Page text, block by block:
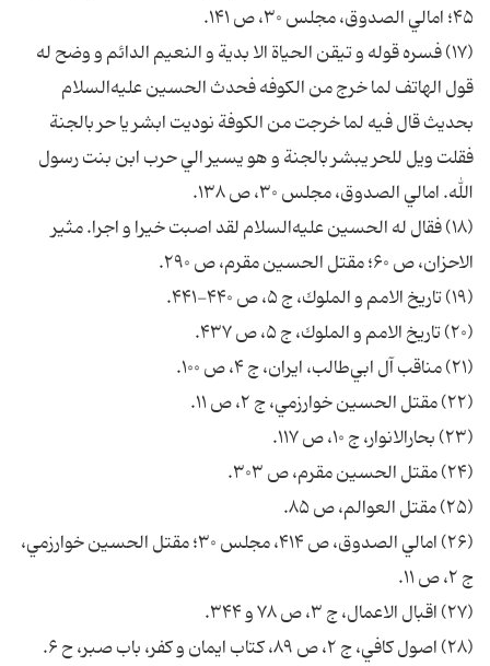
۴۵؛ امالي الصدوق، مجلس ۳۰، ص ۱۴۱.
(۱۷) فسره قوله و تيقن الحياة الا بدية و النعيم الدائم و وضح له
قول الهاتف لما خرج من الكوفه فحدث الحسين عليه‌السلام
بحديث قال فيه لما خرجت من الكوفة نوديت ابشر يا حر بالجنة
فقلت ويل للحر يبشر بالجنة و هو يسير الي حرب ابن بنت رسول
الله. امالي الصدوق، مجلس ۳۰، ص ۱۳۸.
(۱۸) فقال له الحسين عليه‌السلام لقد اصبت خيرا و اجرا. مثير
الاحزان، ص ۶۰؛ مقتل الحسين مقرم، ص ۲۹۰.
(۱۹) تاريخ الامم و الملوك، ج ۵، ص ۴۴۰-۴۴۱.
(۲۰) تاريخ الامم و الملوك، ج ۵، ص ۴۳۷.
(۲۱) مناقب آل ابي‌طالب، ايران، ج ۴، ص ۱۰۰.
(۲۲) مقتل الحسين خوارزمي، ج ۲، ص ۱۱.
(۲۳) بحارالانوار، ج ۱۰، ص ۱۱۷.
(۲۴) مقتل الحسين مقرم، ص ۳۰۳.
(۲۵) مقتل العوالم، ص ۸۵.
(۲۶) امالي الصدوق، ص ۴۱۴، مجلس ۳۰؛ مقتل الحسين خوارزمي،
ج ۲، ص ۱۱.
(۲۷) اقبال الاعمال، ج ۳، ص ۷۸ و ۳۴۴.
(۲۸) اصول كافي، ج ۲، ص ۸۹، كتاب ايمان و كفر، باب صبر، ح ۶.